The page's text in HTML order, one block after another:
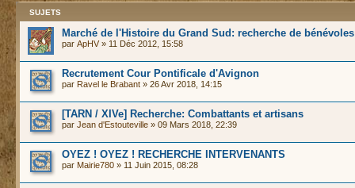
SUJETS
Marché de l'Histoire du Grand Sud: recherche de bénévoles
par ApHV» 11 Déc 2012, 15:58
Recrutement Cour Pontificale d'Avignon
par Ravel le Brabant » 26 Avr 2018, 14:15
[TARN / XIVe] Recherche: Combattants et artisans
par Jean d'Estouteville » 09 Mars 2018, 22:39
OYEZ ! OYEZ ! RECHERCHE INTERVENANTS
par Mairie780 » 11 Juin 2015, 08:28